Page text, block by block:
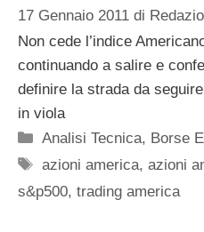
17 Gennaio 2011 di
Non cede l’indice
continuando a salire e
definire la strada da
in viola
Categorie
Analisi Tecnica, Borse
Tag
azioni america,azioni
s&p500, trading america